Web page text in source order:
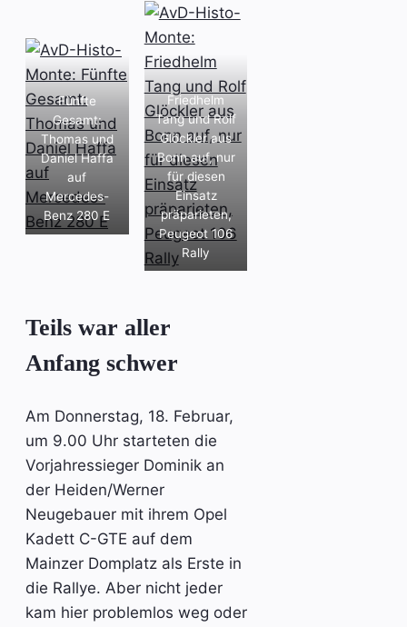
Fünfte
Gesamt:
Thomas und
Daniel Haffa
auf
Mercedes-
Benz 280 E
Friedhelm
Tang und Rolf
Glöckler aus
Bonn auf, nur
für diesen
Einsatz
präparieten,
Peugeot 106
Rally
Teils war aller
Anfang schwer
Am Donnerstag, 18. Februar,
um 9.00 Uhr starteten die
Vorjahressieger Dominik an
der Heiden/Werner
Neugebauer mit ihrem Opel
Kadett C-GTE auf dem
Mainzer Domplatz als Erste in
die Rallye. Aber nicht jeder
kam hier problemlos weg oder